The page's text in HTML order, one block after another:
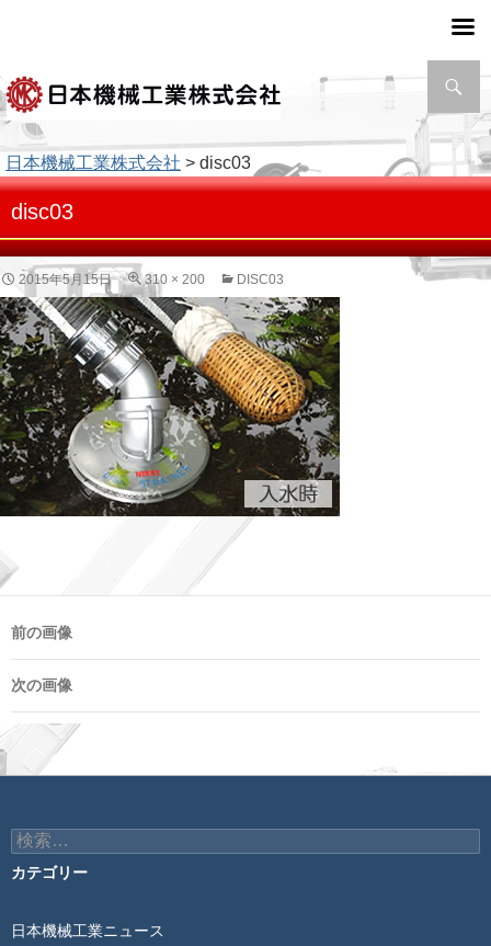
索
日本機械工業株式会社 > disc03
disc03
2015年5月15日 310 × 200 DISC03
前の画像
次の画像
検
索:
カテゴリー
日本機械工業ニュース